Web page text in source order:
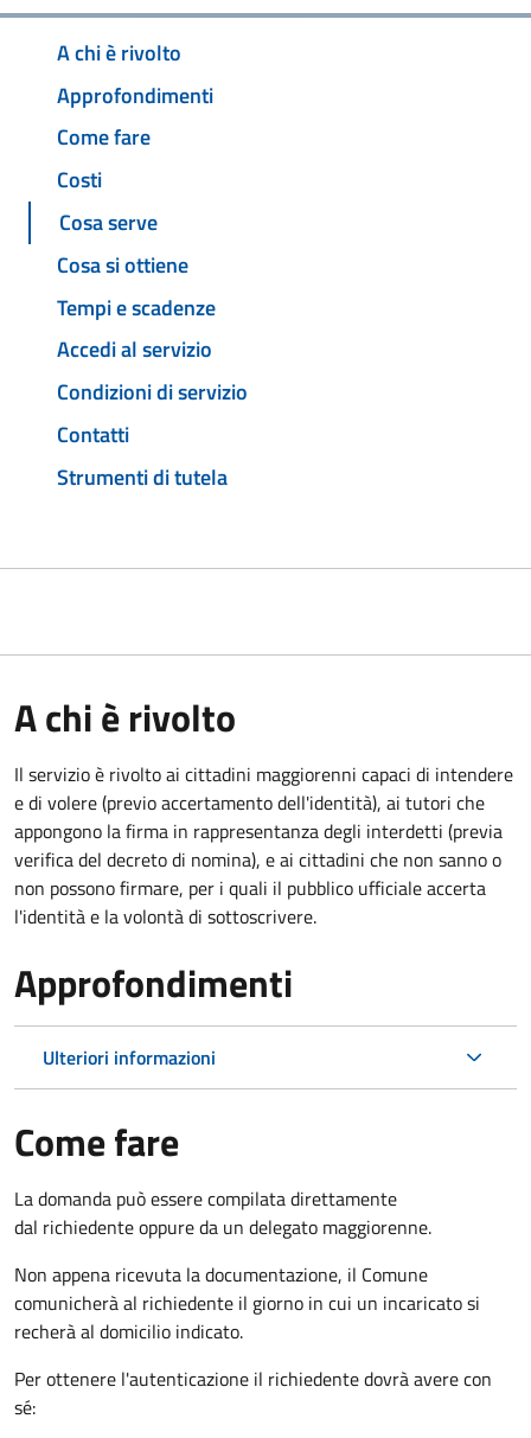
A chi è rivolto
Approfondimenti
Come fare
Costi
Cosa serve
Cosa si ottiene
Tempi e scadenze
Accedi al servizio
Condizioni di servizio
Contatti
Strumenti di tutela
A chi è rivolto
Il servizio è rivolto ai cittadini maggiorenni capaci di intendere
e di volere (previo accertamento dell'identità), ai tutori che
appongono la firma in rappresentanza degli interdetti (previa
verifica del decreto di nomina), e ai cittadini che non sanno o
non possono firmare, per i quali il pubblico ufficiale accerta
l'identità e la volontà di sottoscrivere.
Approfondimenti
Ulteriori informazioni
Come fare
La domanda può essere compilata direttamente
dal richiedente oppure da un delegato maggiorenne.
Non appena ricevuta la documentazione, il Comune
comunicherà al richiedente il giorno in cui un incaricato si
recherà al domicilio indicato.
Per ottenere l'autenticazione il richiedente dovrà avere con
sé: